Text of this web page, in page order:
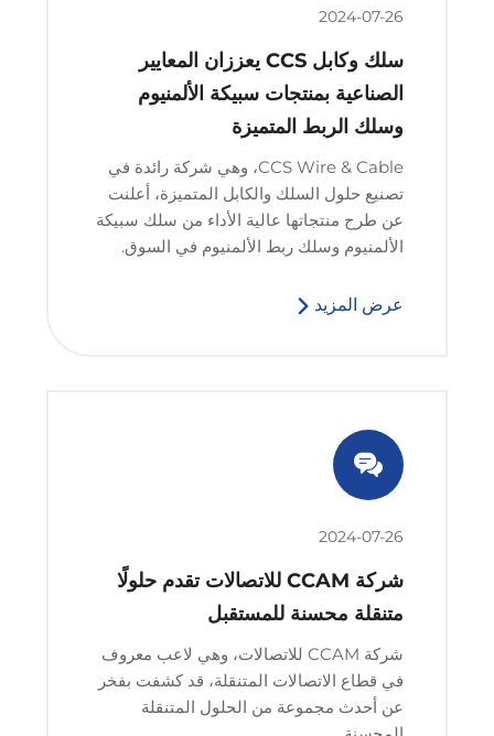
2024-07-26
سلك وكابل CCS يعززان المعايير
الصناعية بمنتجات سبيكة الألمنيوم
وسلك الربط المتميزة
CCS Wire & Cable، وهي شركة رائدة في
تصنيع حلول السلك والكابل المتميزة، أعلنت
عن طرح منتجاتها عالية الأداء من سلك سبيكة
الألمنيوم وسلك ربط الألمنيوم في السوق.
عرض المزيد
2024-07-26
شركة CCAM للاتصالات تقدم حلولًا
متنقلة محسنة للمستقبل
شركة CCAM للاتصالات، وهي لاعب معروف
في قطاع الاتصالات المتنقلة، قد كشفت بفخر
عن أحدث مجموعة من الحلول المتنقلة